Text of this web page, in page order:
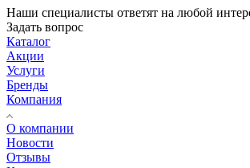
Наши специалисты ответят на любой
Задать вопрос
Каталог
Акции
Услуги
Бренды
Компания
О компании
Новости
Отзывы